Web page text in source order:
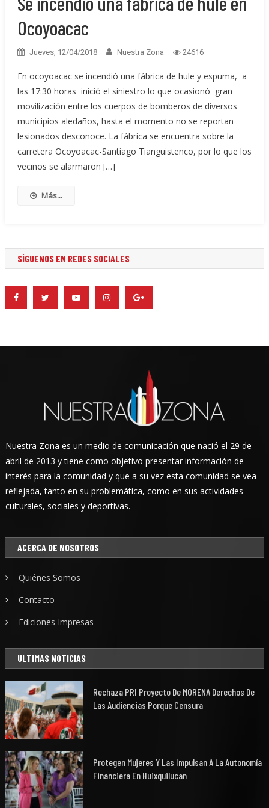
Ocoyoacac
Jueves, 12/04/2018 Nuestra Zona 24616
En ocoyoacac se incendió una fábrica de hule y espuma, a
las 17:30 horas inició el siniestro lo que ocasionó gran
movilización entre los cuerpos de bomberos de diversos
municipios aledaños, hasta el momento no se reportan
lesionados desconoce. La fábrica se encuentra sobre la
carretera Ocoyoacac-Santiago Tianguistenco, por lo que los
vecinos se alarmaron […]
Más...
SÍGUENOS EN REDES SOCIALES
Nuestra Zona es un medio de comunicación que nació el 29 de
abril de 2013 y tiene como objetivo presentar información de
interés para la comunidad y que a su vez esta comunidad se vea
reflejada, tanto en su problemática, como en sus actividades
culturales, sociales y deportivas.
ACERCA DE NOSOTROS
Quiénes Somos
Contacto
Ediciones Impresas
ULTIMAS NOTICIAS
Rechaza PRI Proyecto De MORENA Derechos De
Las Audiencias Porque Censura
Protegen Mujeres Y Las Impulsan A La Autonomía
Financiera En Huixquilucan